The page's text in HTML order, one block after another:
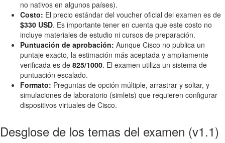
no nativos en algunos países).
Costo: El precio estándar del voucher oficial del examen es de
$330 USD. Es importante tener en cuenta que este costo no
incluye materiales de estudio ni cursos de preparación.
Puntuación de aprobación: Aunque Cisco no publica un
puntaje exacto, la estimación más aceptada y ampliamente
verificada es de 825/1000. El examen utiliza un sistema de
puntuación escalado.
Formato: Preguntas de opción múltiple, arrastrar y soltar, y
simulaciones de laboratorio (simlets) que requieren configurar
dispositivos virtuales de Cisco.
Desglose de los temas del examen (v1.1)